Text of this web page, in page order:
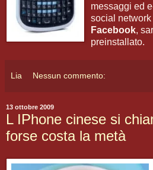
messaggi ed
social
Facebook,
preinstallato.
Lia Nessun commento:
13 ottobre 2009
L IPhone cinese si
forse costa la metà